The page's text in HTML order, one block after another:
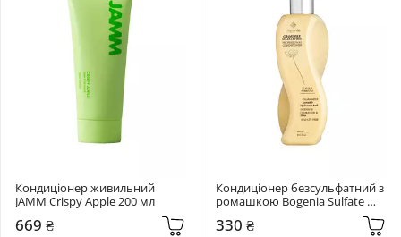
Кондиціонер живильний
JAMM Crispy Apple 200 мл
669 ₴
Кондиціонер безсульфатний з
ромашкою Bogenia Sulfate
330 ₴